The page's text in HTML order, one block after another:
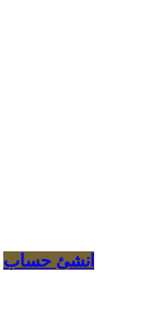
انشئ حساب